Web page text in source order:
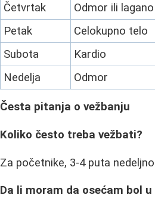
Četvrtak
Odmor ili
Petak
Celokupno telo
Subota
Kardio
Nedelja
Odmor
Česta pitanja o vežbanju
Koliko često treba vežbati?
Za početnike, 3-4 puta
Da li moram da osećam bol